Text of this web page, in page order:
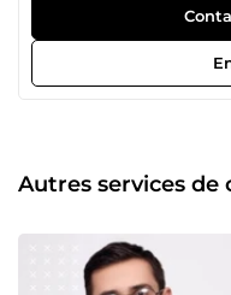
service de la
simple : offrir à votre
sans vous faire
confiance à seovalide ?
l'augmentation du
outils et les rouages
techniques
création de backlinks
sans risque de
Autres services de